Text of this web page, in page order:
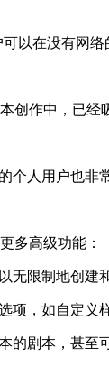
以在没有网
创作中，已
个人用户也非
多高级功能：
限制地创建
项，如自定义
剧本，甚至